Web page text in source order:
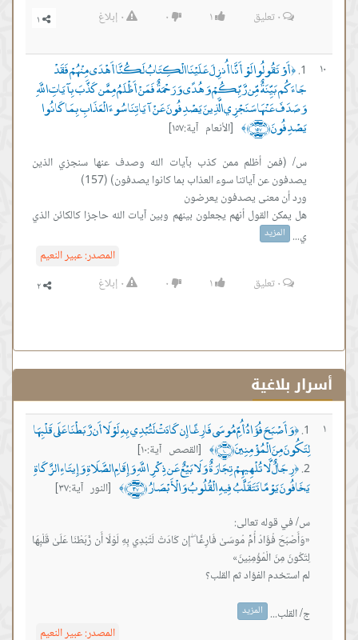
٠تعليق ١ ٠ ٠ إبلاغ
١٠ ﴿أَوْ تَقُولُوا لَوْ أَنَّا أُنزِلَ عَلَيْنَا الْكِتَابُ لَكُنَّا أَهْدَى مِنْهُمْ فَقَدْ
جَاءَكُم بَيِّنَةٌ مِّن رَّبِّكُمْ وَهُدًى وَرَحْمَةٌ فَمَنْ أَظْلَمُ مِمَّن كَذَّبَ بِآيَاتِ اللَّهِ
وَصَدَفَ عَنْهَا سَنَجْزِي الَّذِينَ يَصْدِفُونَ عَنْ آيَاتِنَا سُوءَ الْعَذَابِ بِمَا كَانُوا
يَصْدِفُونَ ﴿١٥٧﴾ ﴾
[الأنعام آية:١٥٧]
س/ (فمن أظلم ممن كذب بآيات الله وصدف عنها سنجزي الذين
هل يمكن القول أنهم يجعلون بينهم وبين آيات الله حاجزا كالكائن الذي
ي... المزيد
المصدر:عبير النعيم
٠تعليق ١ ٠ ٠ إبلاغ
أسرار بلاغية
١ ﴿وَأَصْبَحَ فُؤَادُ أُمِّ مُوسَى فَارِغًا إِن كَادَتْ لَتُبْدِي بِهِ لَوْلَا أَن رَّبَطْنَا عَلَى قَلْبِهَا
لِتَكُونَ مِنَ الْمُؤْمِنِينَ ﴿١٠﴾ ﴾ [القصص آية:١٠]
﴿رِجَالٌ لَّا تُلْهِيهِمْ تِجَارَةٌ وَلَا بَيْعٌ عَن ذِكْرِ اللَّهِ وَإِقَامِ الصَّلَاةِ وَإِيتَاءِ الزَّكَاةِ
يَخَافُونَ يَوْمًا تَتَقَلَّبُ فِيهِ الْقُلُوبُ وَالْأَبْصَارُ ﴿٣٧﴾ ﴾
[النور آية:٣٧]
‏«وَأَصْبَحَ فُؤَادُ أُمِّ مُوسَىٰ فَارِغًا ۖ إِن كَادَتْ لَتُبْدِي بِهِ لَوْلَا أَن رَّبَطْنَا عَلَىٰ قَلْبِهَا
ج/ القلب... المزيد
المصدر:عبير النعيم